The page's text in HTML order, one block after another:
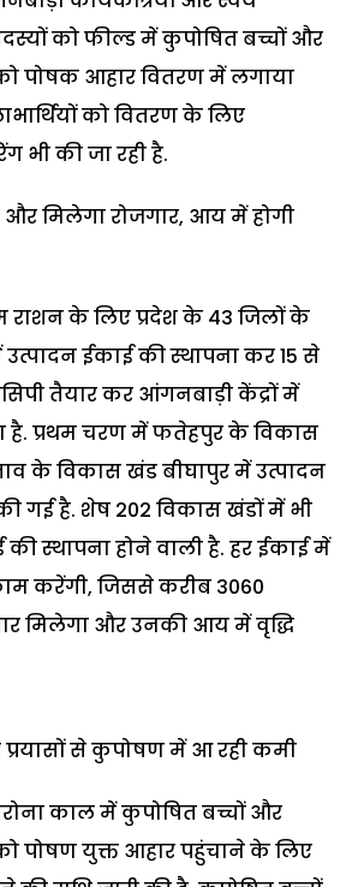
को फील्ड में कुपोषित बच्चों और
पोषक आहार वितरण में लगाया
को वितरण के लिए
भी की जा रही है.
मिलेगा रोजगार, आय में होगी
राशन के लिए प्रदेश के 43 जिलों के
ईकाई की स्थापना कर 15 से
तैयार कर आंगनबाड़ी केंद्रों में
है. प्रथम चरण में फतेहपुर के विकास
के विकास खंड बीघापुर में उत्पादन
गई है. शेष 202 विकास खंडों में भी
स्थापना होने वाली है. हर ईकाई में
करेंगी, जिससे करीब 3060
मिलेगा और उनकी आय में वृद्धि
से कुपोषण में आ रही कमी
काल में कुपोषित बच्चों और
पोषण युक्त आहार पहुंचाने के लिए